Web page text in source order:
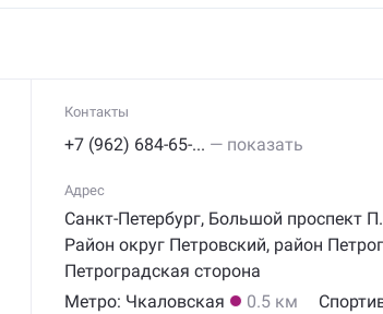
Контакты
+7 (962) 684-65-... — показать
Адрес
Санкт-Петербург, Большой проспект
Район округ Петровский, район
Петроградская сторона
Метро: Чкаловская 0.5 км